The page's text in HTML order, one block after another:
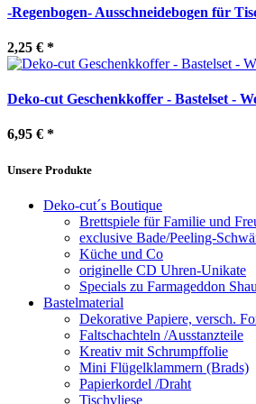
-Regenbogen- Ausschneidebogen für
2,25 € *
Deko-cut Geschenkkoffer - Bastelset -
6,95 € *
Unsere Produkte
Deko-cut´s Boutique
Brettspiele für Familie und
exclusive Bade/Peeling-
Küche und Co
originelle CD Uhren-Unikate
Specials zu Farmageddon
Bastelmaterial
Dekorative Papiere, versch.
Faltschachteln /Ausstanzteile
Kreativ mit Schrumpffolie
Mini Flügelklammern (Brads)
Papierkordel /Draht
Tischvliese